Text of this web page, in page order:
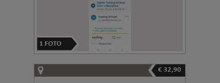
1 FOTO
€ 32,90